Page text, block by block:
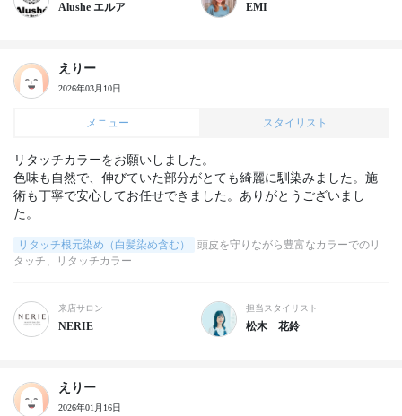
Alushe エルア EMI
えりー
2026年03月10日
メニュー スタイリスト
リタッチカラーをお願いしました。
色味も自然で、伸びていた部分がとても綺麗に馴染みました。施
術も丁寧で安心してお任せできました。ありがとうございまし
た。
リタッチ根元染め（白髪染め含む）
頭皮を守りながら豊富なカラーでのリ
タッチ、リタッチカラー
来店サロン
NERIE
担当スタイリスト
松木 花鈴
えりー
2026年01月16日